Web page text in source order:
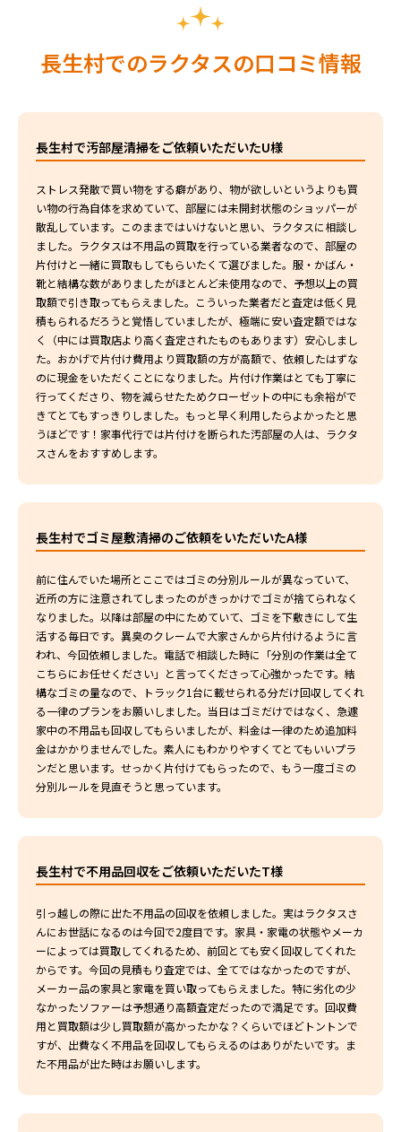
長生村でのラクタスの口コミ情報
長生村で汚部屋清掃をご依頼いただいたU様
ストレス発散で買い物をする癖があり、物が欲しいというよりも買
い物の行為自体を求めていて、部屋には未開封状態のショッパーが
散乱しています。このままではいけないと思い、ラクタスに相談し
ました。ラクタスは不用品の買取を行っている業者なので、部屋の
片付けと一緒に買取もしてもらいたくて選びました。服・かばん・
靴と結構な数がありましたがほとんど未使用なので、予想以上の買
取額で引き取ってもらえました。こういった業者だと査定は低く見
積もられるだろうと覚悟していましたが、極端に安い査定額ではな
く（中には買取店より高く査定されたものもあります）安心しまし
た。おかげで片付け費用より買取額の方が高額で、依頼したはずな
のに現金をいただくことになりました。片付け作業はとても丁寧に
行ってくださり、物を減らせたためクローゼットの中にも余裕がで
きてとてもすっきりしました。もっと早く利用したらよかったと思
うほどです！家事代行では片付けを断られた汚部屋の人は、ラクタ
スさんをおすすめします。
長生村でゴミ屋敷清掃のご依頼をいただいたA様
前に住んでいた場所とここではゴミの分別ルールが異なっていて、
近所の方に注意されてしまったのがきっかけでゴミが捨てられなく
なりました。以降は部屋の中にためていて、ゴミを下敷きにして生
活する毎日です。異臭のクレームで大家さんから片付けるように言
われ、今回依頼しました。電話で相談した時に「分別の作業は全て
こちらにお任せください」と言ってくださって心強かったです。結
構なゴミの量なので、トラック1台に載せられる分だけ回収してくれ
る一律のプランをお願いしました。当日はゴミだけではなく、急遽
家中の不用品も回収してもらいましたが、料金は一律のため追加料
金はかかりませんでした。素人にもわかりやすくてとてもいいプラ
ンだと思います。せっかく片付けてもらったので、もう一度ゴミの
分別ルールを見直そうと思っています。
長生村で不用品回収をご依頼いただいたT様
引っ越しの際に出た不用品の回収を依頼しました。実はラクタスさ
んにお世話になるのは今回で2度目です。家具・家電の状態やメーカ
ーによっては買取してくれるため、前回とても安く回収してくれた
からです。今回の見積もり査定では、全てではなかったのですが、
メーカー品の家具と家電を買い取ってもらえました。特に劣化の少
なかったソファーは予想通り高額査定だったので満足です。回収費
用と買取額は少し買取額が高かったかな？くらいでほどトントンで
すが、出費なく不用品を回収してもらえるのはありがたいです。ま
た不用品が出た時はお願いします。